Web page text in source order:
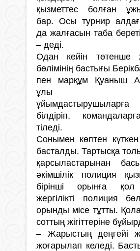
қызметтес болған
бар. Осы турнир
да жалғасын таба
– деді.
Одан кейін төтенше
бөлімінің бастығы
пен марқұм Қуаныш
ұлы
білдіріп,
тіледі.
Сонымен көптен
басталды. Тартысқа
қарсыластарынан
әкімшілік полиция
бірінші орынға қол
жергілікті полиция
орынды місе тұтты.
соттың жігіттеріне
– Жарыстың деңгейі
жоғарылап келеді.